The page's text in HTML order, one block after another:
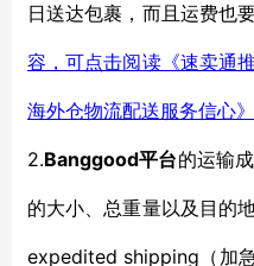
日送达包裹，而且运费也
容，可点击阅读《速卖通
海外仓物流配送服务信心》
2.Banggood平台的运输
的大小、总重量以及目的
expedited shipping（加